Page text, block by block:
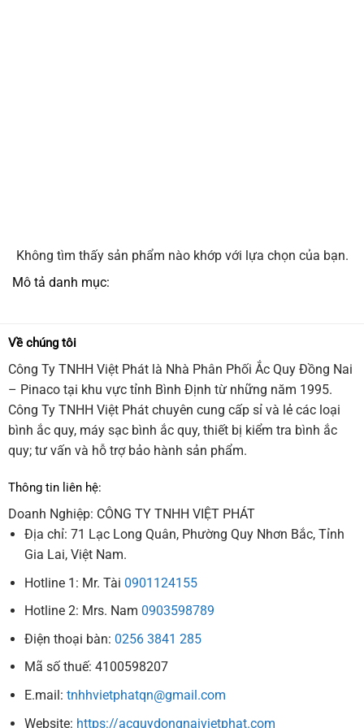
Không tìm thấy sản phẩm nào khớp với lựa chọn của bạn.
Mô tả danh mục:
Về chúng tôi
Công Ty TNHH Việt Phát là Nhà Phân Phối Ắc Quy Đồng Nai
– Pinaco tại khu vực tỉnh Bình Định từ những năm 1995.
Công Ty TNHH Việt Phát chuyên cung cấp sỉ và lẻ các loại
bình ắc quy, máy sạc bình ắc quy, thiết bị kiểm tra bình ắc
quy; tư vấn và hỗ trợ bảo hành sản phẩm.
Thông tin liên hệ:
Doanh Nghiệp: CÔNG TY TNHH VIỆT PHÁT
Địa chỉ: 71 Lạc Long Quân, Phường Quy Nhơn Bắc, Tỉnh
Gia Lai, Việt Nam.
Hotline 1: Mr. Tài 0901124155
Hotline 2: Mrs. Nam 0903598789
Điện thoại bàn: 0256 3841 285
Mã số thuế: 4100598207
E.mail:tnhhvietphatqn@gmail.com
Website: https://acquydongnaivietphat.com